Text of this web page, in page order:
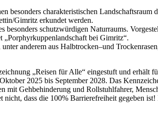
besonders charakteristischen
Gimritz erkundet werden.
besonders schutzwürdigen Naturraums.
bei Gimritz“.
anderem aus Halbtrocken–und
„Reisen für Alle“ eingestuft und erhält
2025 bis September 2028. Das
mit Gehbehinderung und Rollstuhlfahrer,
dass die 100% Barrierefreiheit gegeben